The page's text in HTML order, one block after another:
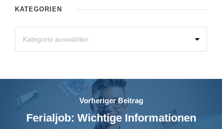
KATEGORIEN
Vorheriger Beitrag
Ferialjob: Wichtige Informationen